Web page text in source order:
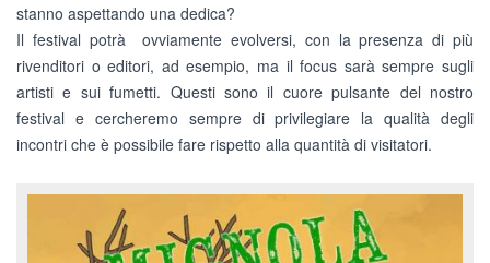
stanno aspettando una dedica?
Il festival potrà ovviamente evolversi, con la presenza di più
rivenditori o editori, ad esempio, ma il focus sarà sempre sugli
artisti e sui fumetti. Questi sono il cuore pulsante del nostro
festival e cercheremo sempre di privilegiare la qualità degli
incontri che è possibile fare rispetto alla quantità di visitatori.